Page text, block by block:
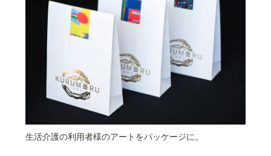
生活介護の利用者様のアートをパッケージに。